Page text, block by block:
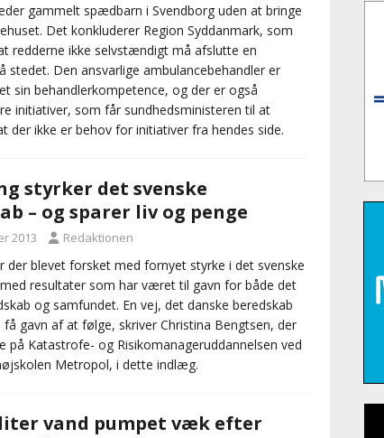
gammelt spædbarn i Svendborg uden at bringe
Det konkluderer Region Syddanmark, som
redderne ikke selvstændigt må afslutte en
stedet. Den ansvarlige ambulancebehandler er
sin behandlerkompetence, og der er også
initiativer, som får sundhedsministeren til at
der ikke er behov for initiativer fra hendes side.
styrker det svenske
– og sparer liv og penge
2013 Redaktionen
der blevet forsket med fornyet styrke i det svenske
resultater som har været til gavn for både det
og samfundet. En vej, det danske beredskab
få gavn af at følge, skriver Christina Bengtsen, der
på Katastrofe- og Risikomanageruddannelsen ved
Metropol, i dette indlæg.
liter vand pumpet væk efter